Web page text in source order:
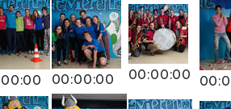
00:00:00 00:00:00